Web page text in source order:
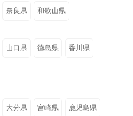
奈良県 和歌山県
山口県 徳島県 香川県
大分県 宮崎県 鹿児島県